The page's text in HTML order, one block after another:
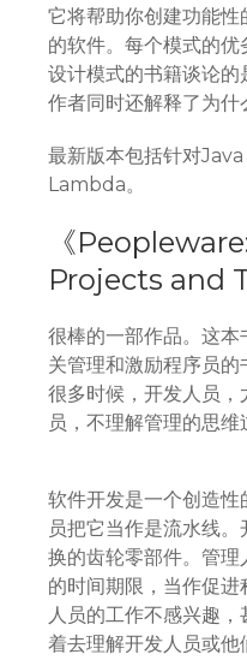
它将帮助你创建功能
的软件。每个模式的
设计模式的书籍谈论
作者同时还解释了为什
最新版本包括针对
Lambda。
《
Projects and
很棒的一部作品。这
关管理和激励程序员的
很多时候，开发人员，
员，不理解管理的思维
软件开发是一个创造性
员把它当作是流水线
换的齿轮零部件。管理
的时间期限，当作促
人员的工作不感兴趣
着去理解开发人员或他